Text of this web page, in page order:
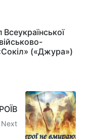
(«Джура»)
Next